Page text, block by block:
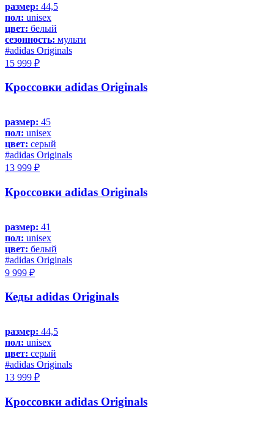
размер: 44,5
пол: unisex
цвет: белый
сезонность: мульти
#adidas Originals
15 999 ₽
Кроссовки adidas Originals
размер: 45
пол: unisex
цвет: серый
#adidas Originals
13 999 ₽
Кроссовки adidas Originals
размер: 41
пол: unisex
цвет: белый
#adidas Originals
9 999 ₽
Кеды adidas Originals
размер: 44,5
пол: unisex
цвет: серый
#adidas Originals
13 999 ₽
Кроссовки adidas Originals